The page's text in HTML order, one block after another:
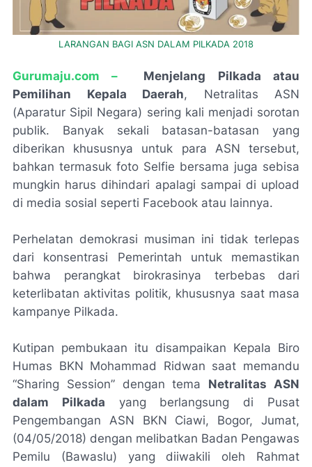
LARANGAN BAGI ASN DALAM PILKADA 2018
Gurumaju.com –
Menjelang Pilkada atau
Pemilihan Kepala Daerah, Netralitas ASN
(Aparatur Sipil Negara) sering kali menjadi sorotan
publik. Banyak sekali batasan-batasan yang
diberikan khususnya untuk para ASN tersebut,
bahkan termasuk foto Selfie bersama juga sebisa
mungkin harus dihindari apalagi sampai di upload
di media sosial seperti Facebook atau lainnya.
Perhelatan demokrasi musiman ini tidak terlepas
dari konsentrasi Pemerintah untuk memastikan
bahwa perangkat birokrasinya terbebas dari
keterlibatan aktivitas politik, khususnya saat masa
kampanye Pilkada.
Kutipan pembukaan itu disampaikan Kepala Biro
Humas BKN Mohammad Ridwan saat memandu
“Sharing Session” dengan tema Netralitas ASN
dalam Pilkada yang berlangsung di Pusat
Pengembangan ASN BKN Ciawi, Bogor, Jumat,
(04/05/2018) dengan melibatkan Badan Pengawas
Pemilu (Bawaslu) yang diiwakili oleh Rahmat